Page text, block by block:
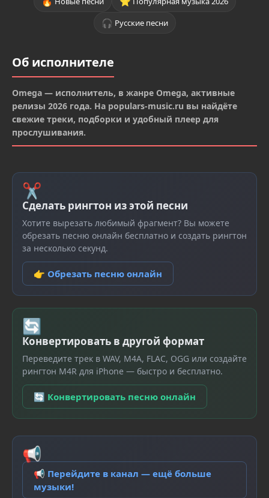
🎧 Русские песни
Об исполнителе
Omega — исполнитель, в жанре Omega, активные
релизы 2026 года. На populars-music.ru вы найдёте
свежие треки, подборки и удобный плеер для
прослушивания.
✂
Сделать рингтон из этой песни
Хотите вырезать любимый фрагмент? Вы можете
обрезать песню онлайн бесплатно и создать рингтон
за несколько секунд.
👉 Обрезать песню онлайн
🔄
Конвертировать в другой формат
Переведите трек в WAV, M4A, FLAC, OGG или создайте
рингтон M4R для iPhone — быстро и бесплатно.
🔄 Конвертировать песню онлайн
📢
📢 Перейдите в канал — ещё больше
музыки!